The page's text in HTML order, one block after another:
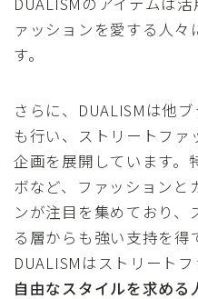
ァッションを愛する人
す。
さらに、DUALISMは他
も行い、ストリートファ
企画を展開しています。
ボなど、ファッションと
ンが注目を集めており
る層からも強い支持を得
DUALISMはストリート
自由なスタイルを求める